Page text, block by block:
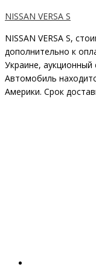
NISSAN VERSA S
NISSAN VERSA S,
дополнительно к
Украине,
Автомобиль
Америки. Срок